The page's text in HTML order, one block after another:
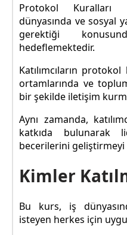
Protokol Kuralları
dünyasında ve sosyal
gerektiği
hedeflemektedir.
Katılımcıların
ortamlarında ve
bir şekilde iletişim
Aynı zamanda,
katkıda bulunarak
becerilerini geliştirmeyi
Kimler
Bu kurs, iş
isteyen herkes için